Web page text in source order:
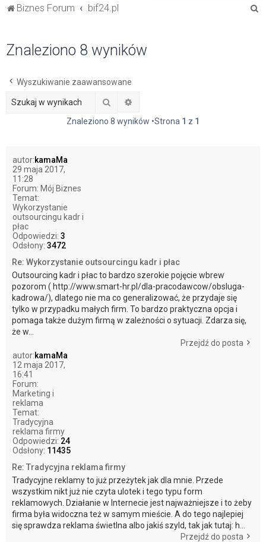
Biznes Forum bif24.pl
Znaleziono 8 wyników
Wyszukiwanie zaawansowane
Szukaj
Znaleziono 8 wyników •Strona 1 z 1
autor:kamaMa
29 maja 2017,
11:28
Forum: Mój Biznes
Temat:
Wykorzystanie
outsourcingu kadr i
płac
Odpowiedzi: 3
Odsłony: 3472
Re: Wykorzystanie outsourcingu kadr i płac
Outsourcing kadr i płac to bardzo szerokie pojęcie wbrew
pozorom ( http://www.smart-hr.pl/dla-pracodawcow/obsluga-
kadrowa/), dlatego nie ma co generalizować, że przydaje się
tylko w przypadku małych firm. To bardzo praktyczna opcja i
pomaga także dużym firmą w zależności o sytuacji. Zdarza się,
że w...
Przejdź do posta
autor:kamaMa
12 maja 2017,
16:41
Forum:
Marketing i
reklama
Temat:
Tradycyjna
reklama firmy
Odpowiedzi: 24
Odsłony: 11435
Re: Tradycyjna reklama firmy
Tradycyjne reklamy to już przeżytek jak dla mnie. Przede
wszystkim nikt już nie czyta ulotek i tego typu form
reklamowych. Działanie w Internecie jest najważniejsze i to żeby
firma była widoczna też w samym mieście. A do tego najlepiej
się sprawdza reklama świetlna albo jakiś szyld, tak jak tutaj: h...
Przejdź do posta